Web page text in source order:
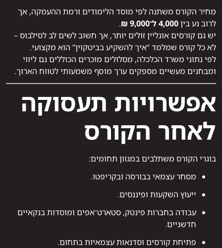
מחיר הקורס משתנה לפי מוסד הלימודים ורמת ההעמקה, אך
לרוב נע בין4,000 ל־9,000 ₪
.
יש גם קורסים אונליין זולים יותר, אך חשוב לשים לב לסילבוס –
לא כל קורס שמלמד “איך להשקיע בביטקוין” הוא מקצועי.
לפי נתוני משרד הכלכלה, מסלולים מוכרים הכוללים גם ליווי
ומבחנים מעשיים מספקים ערך מוסף משמעותי לטווח הארוך.
אפשרויות תעסוקה
לאחר הקורס
בוגרי הקורס משתלבים במגוון תחומים:
מסחר עצמאי בבורסה ובקריפטו.
ייעוץ השקעות ופיננסים.
עבודה בחברות פינטק, סטארט־אפים ומוסדות בנקאיים
חדשניים.
פתיחת קורסים וסדנאות עצמאיות בתחום.